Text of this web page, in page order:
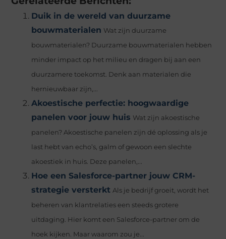
Duik in de wereld van duurzame
bouwmaterialen Wat zijn duurzame
bouwmaterialen? Duurzame bouwmaterialen hebben
minder impact op het milieu en dragen bij aan een
duurzamere toekomst. Denk aan materialen die
hernieuwbaar zijn,...
Akoestische perfectie: hoogwaardige
panelen voor jouw huis Wat zijn akoestische
panelen? Akoestische panelen zijn dé oplossing als je
last hebt van echo’s, galm of gewoon een slechte
akoestiek in huis. Deze panelen,...
Hoe een Salesforce-partner jouw CRM-
strategie versterkt Als je bedrijf groeit, wordt het
beheren van klantrelaties een steeds grotere
uitdaging. Hier komt een Salesforce-partner om de
hoek kijken. Maar waarom zou je...